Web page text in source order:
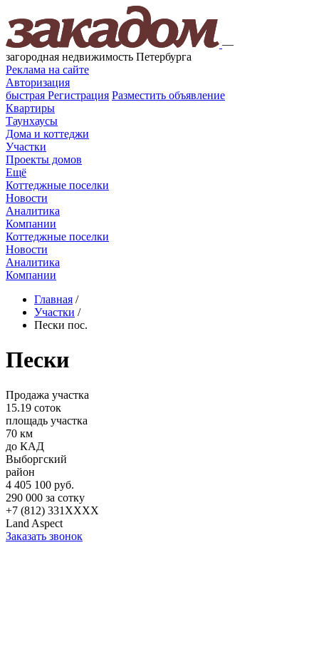
—
загородная недвижимость Петербурга
Реклама на сайте
Авторизация
быстрая Регистрация Разместить объявление
Квартиры
Таунхаусы
Дома и коттеджи
Участки
Проекты домов
Ещё
Коттеджные поселки
Новости
Аналитика
Компании
Коттеджные поселки
Новости
Аналитика
Компании
Главная /
Участки /
Пески пос.
Пески
Продажа участка
15.19 соток
площадь участка
70 км
до КАД
Выборгский
район
4 405 100 руб.
290 000 за сотку
+7 (812) 331XXXX
Land Aspect
Заказать звонок